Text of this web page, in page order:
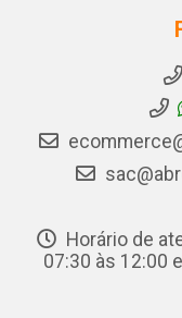
Horário de
07:30 às 12:00